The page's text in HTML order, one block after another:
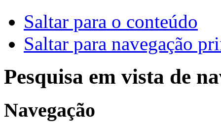
Saltar para o conteúdo
Saltar para navegação
Pesquisa em vista de
Navegação